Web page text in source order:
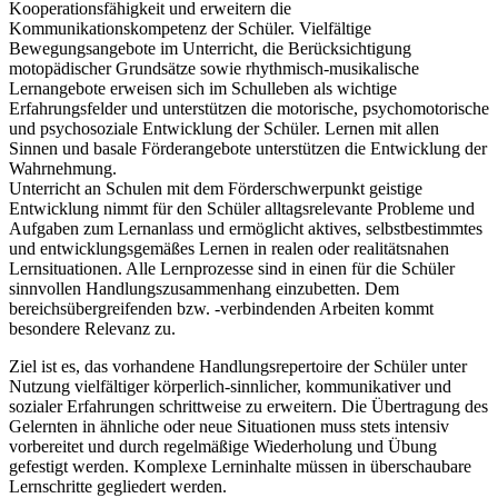
Kooperationsfähigkeit und erweitern die
Kommunikationskompetenz der Schüler. Vielfältige
Bewegungsangebote im Unterricht, die Berücksichtigung
motopädischer Grundsätze sowie rhythmisch-musikalische
Lernangebote erweisen sich im Schulleben als wichtige
Erfahrungsfelder und unterstützen die motorische, psychomotorische
und psychosoziale Entwicklung der Schüler. Lernen mit allen
Sinnen und basale Förderangebote unterstützen die Entwicklung der
Wahrnehmung.
Unterricht an Schulen mit dem Förderschwerpunkt geistige
Entwicklung nimmt für den Schüler alltagsrelevante Probleme und
Aufgaben zum Lernanlass und ermöglicht aktives, selbstbestimmtes
und entwicklungsgemäßes Lernen in realen oder realitätsnahen
Lernsituationen. Alle Lernprozesse sind in einen für die Schüler
sinnvollen Handlungszusammenhang einzubetten. Dem
bereichsübergreifenden bzw. -verbindenden Arbeiten kommt
besondere Relevanz zu.
Ziel ist es, das vorhandene Handlungsrepertoire der Schüler unter
Nutzung vielfältiger körperlich-sinnlicher, kommunikativer und
sozialer Erfahrungen schrittweise zu erweitern. Die Übertragung des
Gelernten in ähnliche oder neue Situationen muss stets intensiv
vorbereitet und durch regelmäßige Wiederholung und Übung
gefestigt werden. Komplexe Lerninhalte müssen in überschaubare
Lernschritte gegliedert werden.